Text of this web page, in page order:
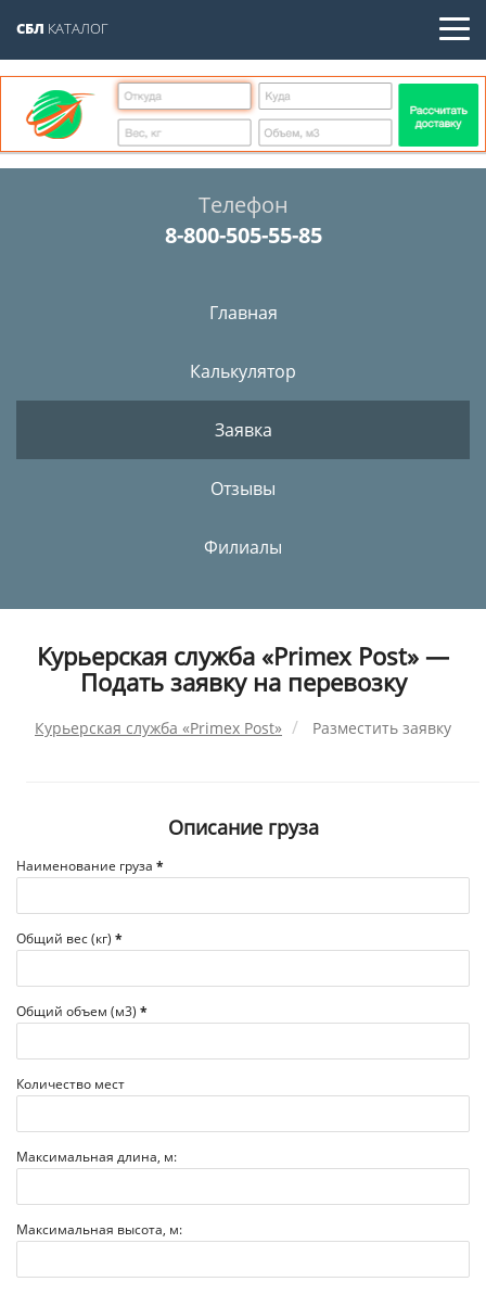
СБЛ КАТАЛОГ
Телефон
8-800-505-55-85
Главная
Калькулятор
Заявка
Отзывы
Филиалы
Курьерская служба «Primex Post» —
Подать заявку на перевозку
Курьерская служба «Primex Post» Разместить заявку
Описание груза
Наименование груза *
Общий вес (кг) *
Общий объем (м3) *
Количество мест
Максимальная длина, м:
Максимальная высота, м: